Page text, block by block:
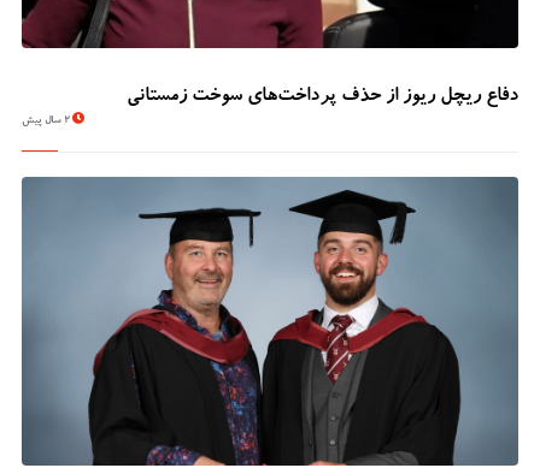
دفاع ریچل ریوز از حذف پرداخت‌های سوخت زمستانی
2 سال پیش